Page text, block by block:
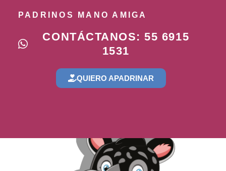
PADRINOS MANO AMIGA
CONTÁCTANOS: 55 6915
1531
QUIERO APADRINAR